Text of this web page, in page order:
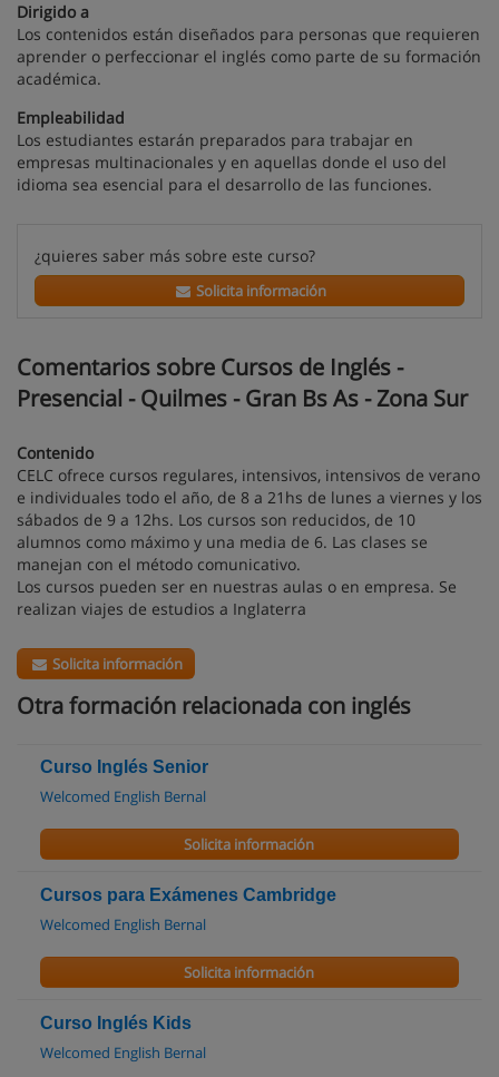
Dirigido a
Los contenidos están diseñados para personas que requieren
aprender o perfeccionar el inglés como parte de su formación
académica.
Empleabilidad
Los estudiantes estarán preparados para trabajar en
empresas multinacionales y en aquellas donde el uso del
idioma sea esencial para el desarrollo de las funciones.
¿quieres saber más sobre este curso?
Solicita información
Comentarios sobre Cursos de Inglés -
Presencial - Quilmes - Gran Bs As - Zona Sur
Contenido
CELC ofrece cursos regulares, intensivos, intensivos de verano
e individuales todo el año, de 8 a 21hs de lunes a viernes y los
sábados de 9 a 12hs. Los cursos son reducidos, de 10
alumnos como máximo y una media de 6. Las clases se
manejan con el método comunicativo.
Los cursos pueden ser en nuestras aulas o en empresa. Se
realizan viajes de estudios a Inglaterra
Solicita información
Otra formación relacionada con inglés
Curso Inglés Senior
Welcomed English Bernal
Solicita información
Cursos para Exámenes Cambridge
Welcomed English Bernal
Solicita información
Curso Inglés Kids
Welcomed English Bernal